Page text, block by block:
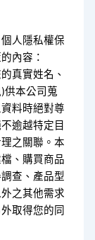
人隱私權保
內容：
真實姓名、
供本公司蒐
料時絕對尊
逾越特定目
之關聯。本
、購買商品
查、產品型
之其他需求
取得您的同